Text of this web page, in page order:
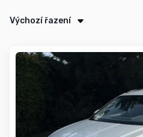
Výchozí řazení